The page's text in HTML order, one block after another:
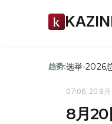
趋势:选举-2026
07:06, 20 8月
8月20